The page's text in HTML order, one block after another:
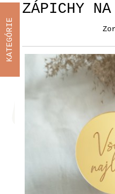
ZÁPICHY NA
KATEGÓRIE